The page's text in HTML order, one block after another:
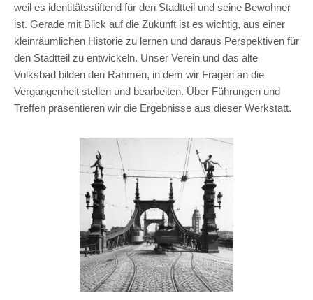
weil es identitätsstiftend für den Stadtteil und seine Bewohner
ist. Gerade mit Blick auf die Zukunft ist es wichtig, aus einer
kleinräumlichen Historie zu lernen und daraus Perspektiven für
den Stadtteil zu entwickeln. Unser Verein und das alte
Volksbad bilden den Rahmen, in dem wir Fragen an die
Vergangenheit stellen und bearbeiten. Über Führungen und
Treffen präsentieren wir die Ergebnisse aus dieser Werkstatt.